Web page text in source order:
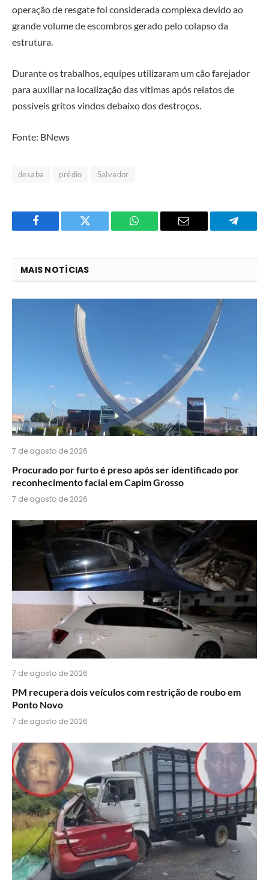
operação de resgate foi considerada complexa devido ao
grande volume de escombros gerado pelo colapso da
estrutura.
Durante os trabalhos, equipes utilizaram um cão farejador
para auxiliar na localização das vítimas após relatos de
possíveis gritos vindos debaixo dos destroços.
Fonte: BNews
desaba prédio Salvador
Facebook Twitter
O
E-
MAIS NOTÍCIAS
7 de agosto de 2026
Procurado por furto é preso após ser identificado por
reconhecimento facial em Capim Grosso
7 de agosto de 2026
7 de agosto de 2026
PM recupera dois veículos com restrição de roubo em
Ponto Novo
7 de agosto de 2026